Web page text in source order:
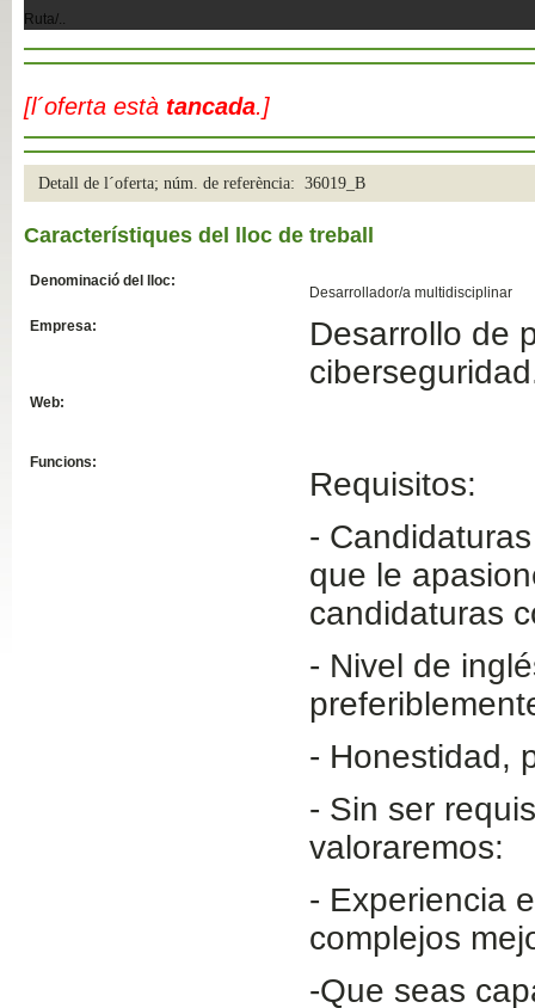
Ruta/..
[l´oferta està tancada.]
Detall de l´oferta; núm. de referència: 36019_B
Característiques del lloc de treball
Denominació del lloc:
Desarrollador/a multidisciplinar
Empresa:
Desarrollo de
Web:
Funcions:
Requisitos:
-
que le
candidaturas
- Nivel de
- Honestidad,
- Sin ser
valoraremos:
- Experiencia
complejos
-Que seas